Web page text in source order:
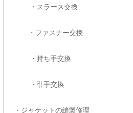
・スラース交換
・ファスナー交
・持ち手交換
・引手交換
・ジャケットの縫製修理